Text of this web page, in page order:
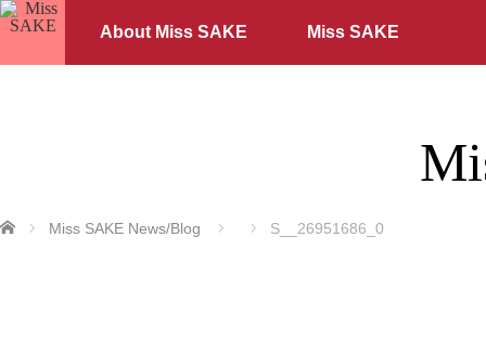
About Miss SAKE Miss SAKE
ホーム Miss SAKE News/Blog S__26951686_0